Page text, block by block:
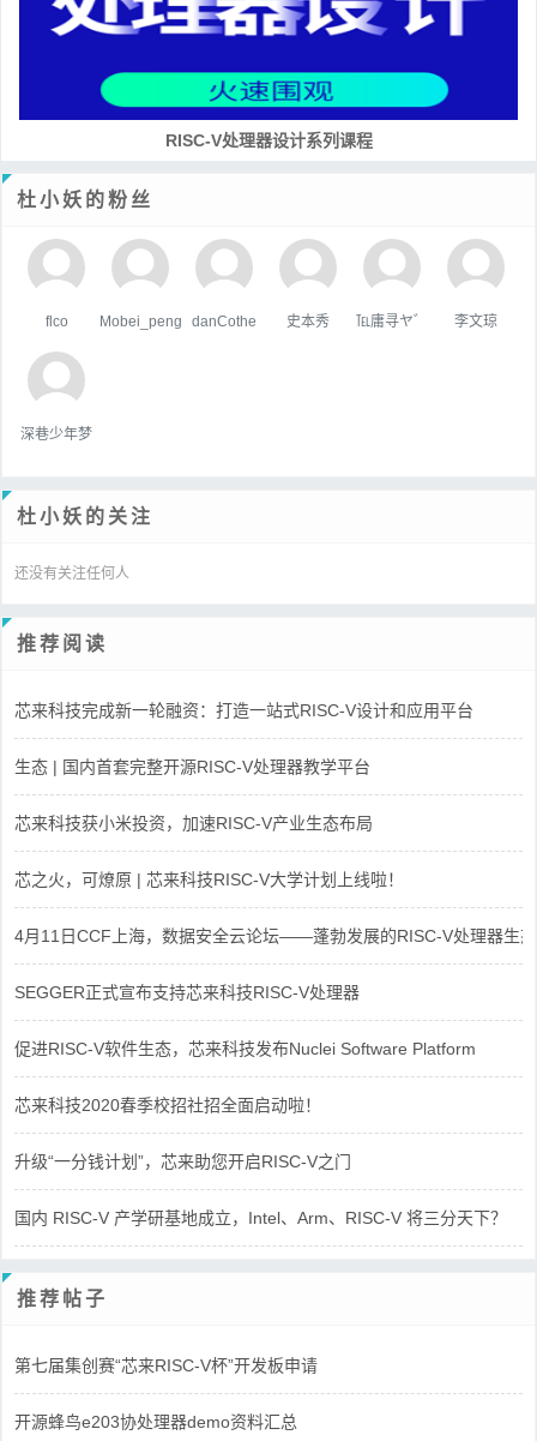
RISC-V处理器设计系列课程
杜小妖的粉丝
flco Mobei_peng danCothe 史本秀 ℡庸寻ヤ゛ 李文琼
深巷少年梦
杜小妖的关注
还没有关注任何人
推荐阅读
芯来科技完成新一轮融资：打造一站式RISC-V设计和应用平台
生态 | 国内首套完整开源RISC-V处理器教学平台
芯来科技获小米投资，加速RISC-V产业生态布局
芯之火，可燎原 | 芯来科技RISC-V大学计划上线啦！
4月11日CCF上海，数据安全云论坛——蓬勃发展的RISC-V处理器生态
SEGGER正式宣布支持芯来科技RISC-V处理器
促进RISC-V软件生态，芯来科技发布Nuclei Software Platform
芯来科技2020春季校招社招全面启动啦！
升级“一分钱计划”，芯来助您开启RISC-V之门
国内 RISC-V 产学研基地成立，Intel、Arm、RISC-V 将三分天下？
推荐帖子
第七届集创赛“芯来RISC-V杯”开发板申请
开源蜂鸟e203协处理器demo资料汇总